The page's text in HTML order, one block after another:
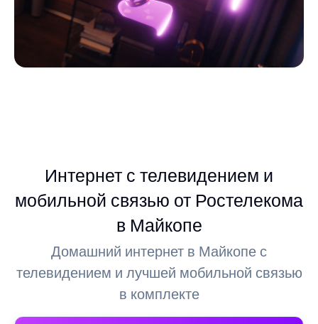
Интернет с телевидением и
мобильной связью от Ростелекома
в Майкопе
Домашний интернет в Майкопе с
телевидением и лучшей мобильной связью
в комплекте